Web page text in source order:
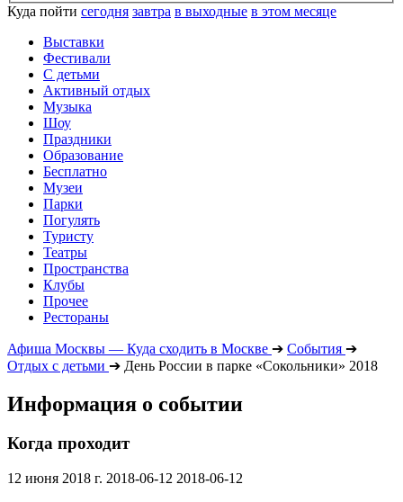
Куда пойти сегодня завтра в выходные в этом месяце
Выставки
Фестивали
С детьми
Активный отдых
Музыка
Шоу
Праздники
Образование
Бесплатно
Музеи
Парки
Погулять
Туристу
Театры
Пространства
Клубы
Прочее
Рестораны
Афиша Москвы — Куда сходить в Москве ➔ События ➔
Отдых с детьми ➔ День России в парке «Сокольники» 2018
Информация о событии
Когда проходит
12 июня 2018 г. 2018-06-12 2018-06-12